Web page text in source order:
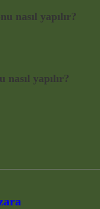
nasıl yapılır?
yapılır?